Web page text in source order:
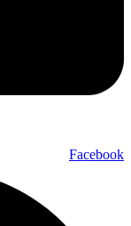
Facebook